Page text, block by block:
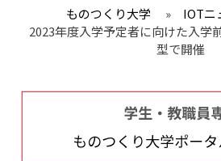
ものつくり大学 » IOTニ
2023年度入学予定者に向けた入学
型で開催